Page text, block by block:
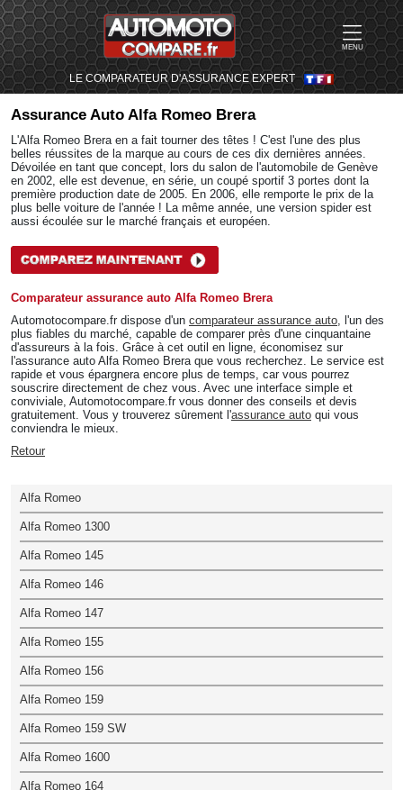
MENU
LE COMPARATEUR D'ASSURANCE EXPERT
Assurance Auto Alfa Romeo Brera
L'Alfa Romeo Brera en a fait tourner des têtes ! C'est l'une des plus
belles réussites de la marque au cours de ces dix dernières années.
Dévoilée en tant que concept, lors du salon de l'automobile de Genève
en 2002, elle est devenue, en série, un coupé sportif 3 portes dont la
première production date de 2005. En 2006, elle remporte le prix de la
plus belle voiture de l'année ! La même année, une version spider est
aussi écoulée sur le marché français et européen.
Comparateur assurance auto Alfa Romeo Brera
Automotocompare.fr dispose d'un comparateur assurance auto, l'un des
plus fiables du marché, capable de comparer près d'une cinquantaine
d'assureurs à la fois. Grâce à cet outil en ligne, économisez sur
l'assurance auto Alfa Romeo Brera que vous recherchez. Le service est
rapide et vous épargnera encore plus de temps, car vous pourrez
souscrire directement de chez vous. Avec une interface simple et
conviviale, Automotocompare.fr vous donner des conseils et devis
gratuitement. Vous y trouverez sûrement l'assurance auto qui vous
conviendra le mieux.
Retour
Alfa Romeo
Alfa Romeo 1300
Alfa Romeo 145
Alfa Romeo 146
Alfa Romeo 147
Alfa Romeo 155
Alfa Romeo 156
Alfa Romeo 159
Alfa Romeo 159 SW
Alfa Romeo 1600
Alfa Romeo 164